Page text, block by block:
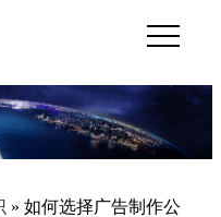
» 如何选择广告制作公